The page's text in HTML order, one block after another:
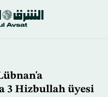
3 Hizbullah üyesi